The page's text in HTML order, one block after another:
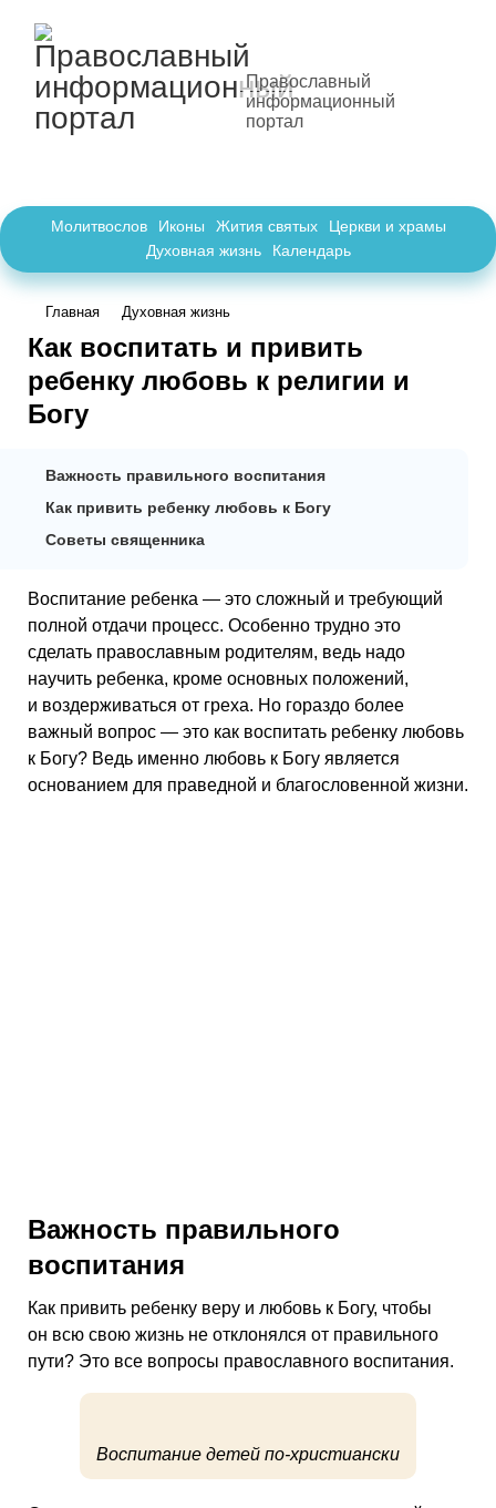
Православный
информационный
портал
Молитвослов Иконы Жития святых
Церкви и храмы
Духовная жизнь
Календарь
Главная Духовная жизнь
Как воспитать и привить
ребенку любовь к религии и
Богу
Важность правильного воспитания
Как привить ребенку любовь к Богу
Советы священника
Воспитание ребенка — это сложный и требующий
полной отдачи процесс. Особенно трудно это
сделать православным родителям, ведь надо
научить ребенка, кроме основных положений,
и воздерживаться от греха. Но гораздо более
важный вопрос — это как воспитать ребенку любовь
к Богу? Ведь именно любовь к Богу является
основанием для праведной и благословенной жизни.
Важность правильного
воспитания
Как привить ребенку веру и любовь к Богу, чтобы
он всю свою жизнь не отклонялся от правильного
пути? Это все вопросы православного воспитания.
Воспитание детей по-христиански